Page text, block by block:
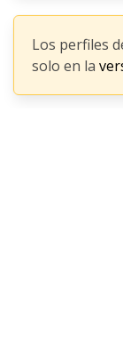
Los perfiles
solo en la